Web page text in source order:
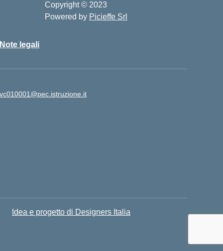
Copyright © 2023
Powered by Picieffe Srl
Note legali
Idea e progetto di Designers Italia